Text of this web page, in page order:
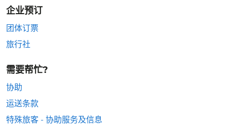
企业预订
团体订票
旅行社
需要帮忙?
协助
运送条款
特殊旅客 - 协助服务及信息